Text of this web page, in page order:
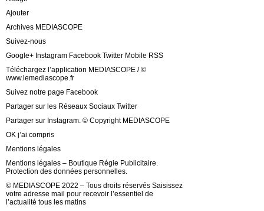
Ajouter
Archives MEDIASCOPE
Suivez-nous
Google+ Instagram Facebook Twitter Mobile RSS
Téléchargez l’application MEDIASCOPE / ©
www.lemediascope.fr
Suivez notre page Facebook
Partager sur les Réseaux Sociaux Twitter
Partager sur Instagram. © Copyright MEDIASCOPE
OK j’ai compris
Mentions légales
Mentions légales – Boutique Régie Publicitaire.
Protection des données personnelles.
© MEDIASCOPE 2022 – Tous droits réservés Saisissez
votre adresse mail pour recevoir l’essentiel de
l’actualité tous les matins